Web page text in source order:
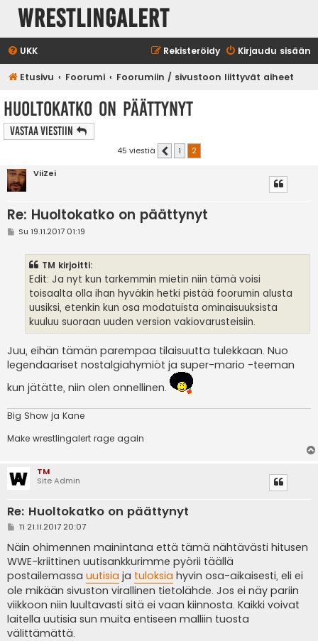
WrestlingAlert
UKK Kirjaudu sisään
Rekisteröidy
Etusivu Foorumi Foorumiin / sivustoon liittyvät aiheet
Huoltokatko on päättynyt
Vastaa Viestiin
45 viestiä Edellinen
1
2
ViiZei
Re: Huoltokatko on päättynyt
VSu 19.11.2017 01:19
TM kirjoitti:
Edit: Ja nyt kun tarkemmin mietin niin tämä voisi
toisaalta olla ihan hyväkin hetki pistää foorumin alusta
uusiksi, etenkin kun osa modatuista ominaisuuksista
kuuluu suoraan uuden version vakiovarusteisiin.
Juu, eihän tämän parempaa tilaisuutta tulekkaan. Nuo
legendaariset nostalgiahymiöt ja super-mario -teeman
kun jätätte, niin olen onnellinen.
Big Show ja Kane
Make wrestlingalert rage again
TM
Site Admin
Re: Huoltokatko on päättynyt
V
e
s
t
i
Ti 21.11.2017 20:07
Näin ohimennen mainintana että tämä nähtävästi hitusen
WWE-kriittinen uutisankkurimme pyörii täällä
postailemassa uutisia ja tuloksia hyvin osa-aikaisesti, eli ei
ole mikään sivuston virallinen tietolähde. Jos ei näy pariin
viikkoon niin luultavasti sitä ei vaan kiinnosta. Kaikki voivat
laitella uutisia sun muita entiseen malliin tuosta
välittämättä.